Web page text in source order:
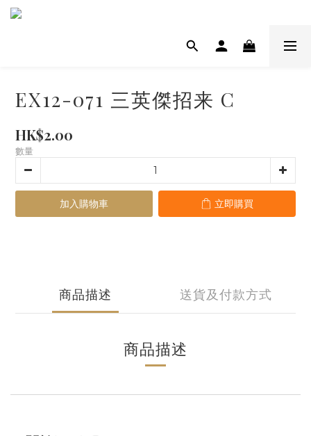
EX12-071 三英傑招来 C
HK$2.00
數量
加入購物車 立即購買
商品描述 送貨及付款方式
商品描述